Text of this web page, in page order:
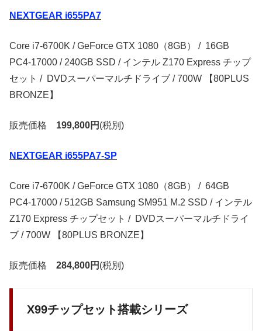
NEXTGEAR i655PA7
Core i7-6700K / GeForce GTX 1080（8GB） / 16GB
PC4-17000 / 240GB SSD / インテル Z170 Express チップ
セット / DVDスーパーマルチドライブ / 700W 【80PLUS
BRONZE】
販売価格 199,800円 (税別)
NEXTGEAR i655PA7-SP
Core i7-6700K / GeForce GTX 1080（8GB） / 64GB
PC4-17000 / 512GB Samsung SM951 M.2 SSD / インテル
Z170 Express チップセット / DVDスーパーマルチドライ
ブ / 700W 【80PLUS BRONZE】
販売価格 284,800円 (税別)
X99チップセット搭載シリーズ